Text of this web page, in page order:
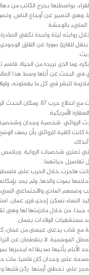
بواسطتها يخرج الكاتب من
وهي التعبير عن أوجاع الناس،
بالوحشة.
ينقل للقارئ صورة عن القلق
وما الذي نريده من الحياة. قاسم
في البحث عن أناها وسط هذا
للبشر في كل ما يفعلونه،
زمن الرواية ليلة واحدة تصادفت مع اندلاع
الأمريكية.
الروائي. شخصية وجدان
كافية للروائي بأن يصف
تعتري شخصيات الرواية.
حياتهما.
هاجرت خلال الحرب على
بموت والدها، ولم يعد
وضعهم المادي والاجتماعي
النساء تسكن إحدى قرى عمان.
من خلال ملازمتها لها وهي
الولادات بعمان.
شاب يدعى عيسى من عمان،
الموسمية. لا ينقطعان عن
يأتيها صديقا له ليخبرها
على وجدان كان قاسيا. مات
على تخطي أزمتها. ركن قلبها